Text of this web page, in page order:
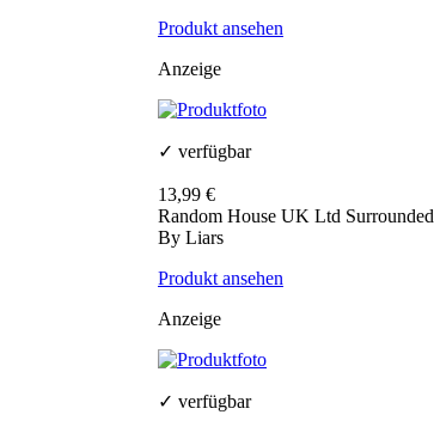
Produkt ansehen
Anzeige
✓ verfügbar
13,99 €
Random House UK Ltd Surrounded
By Liars
Produkt ansehen
Anzeige
✓ verfügbar